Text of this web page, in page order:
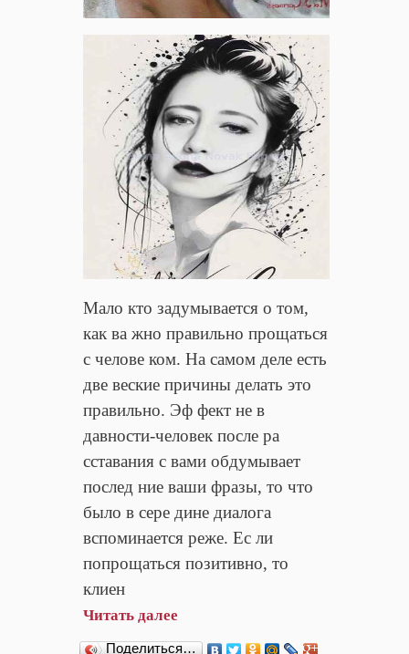
Мало кто задумывается о том,
как ва жно правильно прощаться
с челове ком. На самом деле есть
две веские причины делать это
правильно. Эф фект не в
давности-человек после ра
сставания с вами обдумывает
послед ние ваши фразы, то что
было в сере дине диалога
вспоминается реже. Ес ли
попрощаться позитивно, то
клиен
Читать далее
Поделиться…